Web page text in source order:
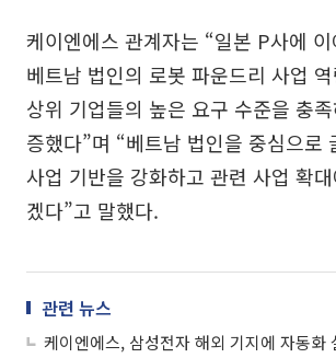
케이엔에스 관계자는 “일본 P사에
베트남 법인의 로봇 파운드리 사업
상위 기업들의 높은 요구 수준을 충
증했다”며 “베트남 법인을 중심으로
사업 기반을 강화하고 관련 사업 확
겠다”고 말했다.
관련 뉴스
케이엔에스, 삼성전자 해외 기지에 자동화